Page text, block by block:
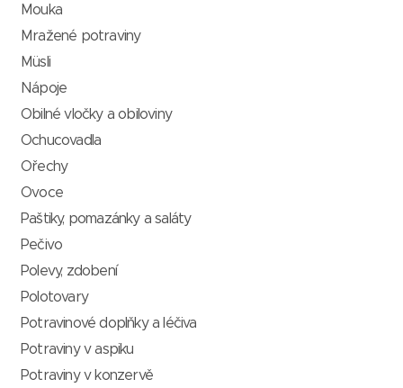
Mouka
Mražené potraviny
Müsli
Nápoje
Obilné vločky a obiloviny
Ochucovadla
Ořechy
Ovoce
Paštiky, pomazánky a saláty
Pečivo
Polevy, zdobení
Polotovary
Potravinové doplňky a léčiva
Potraviny v aspiku
Potraviny v konzervě